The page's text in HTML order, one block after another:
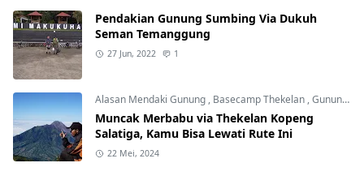
Pendakian Gunung Sumbing Via Dukuh
Seman Temanggung
27 Jun, 2022 1
Alasan Mendaki Gunung , Basecamp Thekelan ,Gunung Merbabu
Muncak Merbabu via Thekelan Kopeng
Salatiga, Kamu Bisa Lewati Rute Ini
22 Mei, 2024